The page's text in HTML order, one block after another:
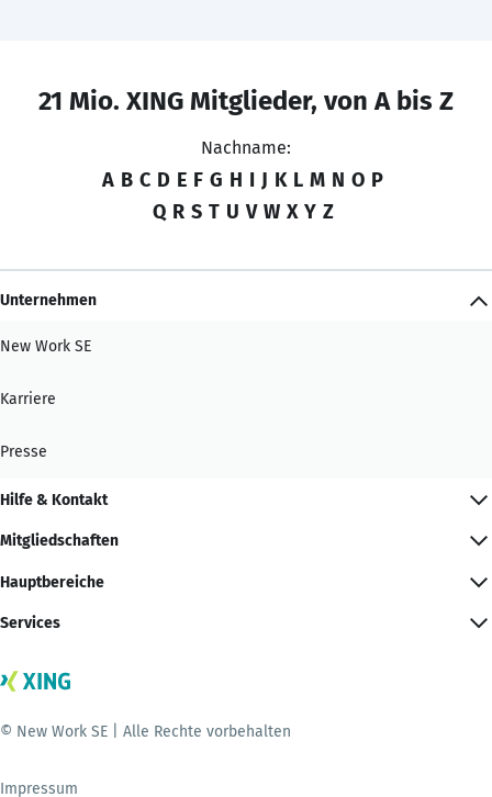
21 Mio. XING Mitglieder, von A bis Z
Nachname:
A B C D E F G H I J K L M N O P
Q R S T U V W X Y Z
Unternehmen
New Work SE
Karriere
Presse
Hilfe & Kontakt
Mitgliedschaften
Hauptbereiche
Services
© New Work SE | Alle Rechte vorbehalten
Impressum